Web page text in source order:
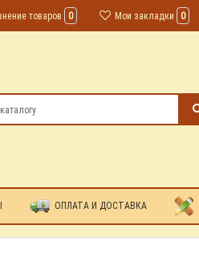
Мои закладки 0
товаров 0
ОПЛАТА И ДОСТАВКА